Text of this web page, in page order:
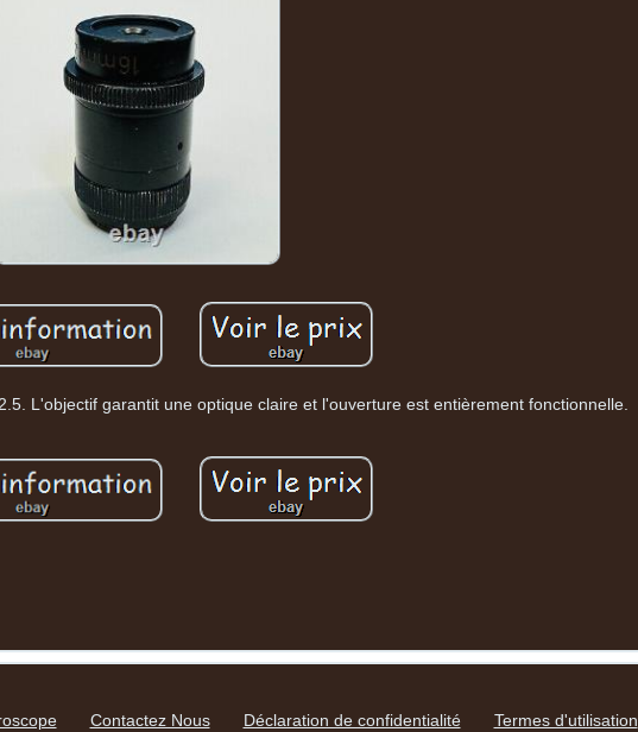
L'objectif garantit une optique claire et l'ouverture est entièrement fonctionnelle.
Contactez Nous Déclaration de confidentialité Termes d'utilisation